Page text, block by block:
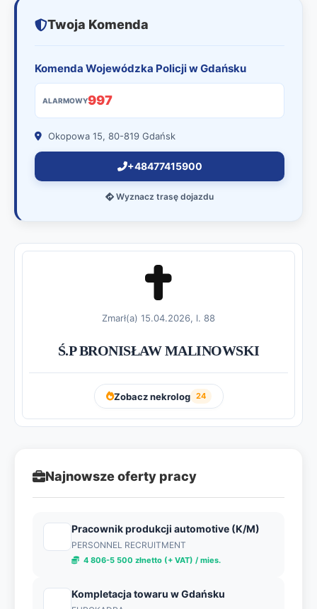
Twoja Komenda
Komenda Wojewódzka Policji w Gdańsku
ALARMOWY997
Okopowa 15, 80-819 Gdańsk
+48477415900
Wyznacz trasę dojazdu
Zmarł(a) 15.04.2026, l. 88
Ś.P BRONISŁAW MALINOWSKI
Zobacz nekrolog 24
Najnowsze oferty pracy
Pracownik produkcji automotive (K/M)
PERSONNEL RECRUITMENT
4 806-5 500 złnetto (+ VAT) / mies.
Kompletacja towaru w Gdańsku